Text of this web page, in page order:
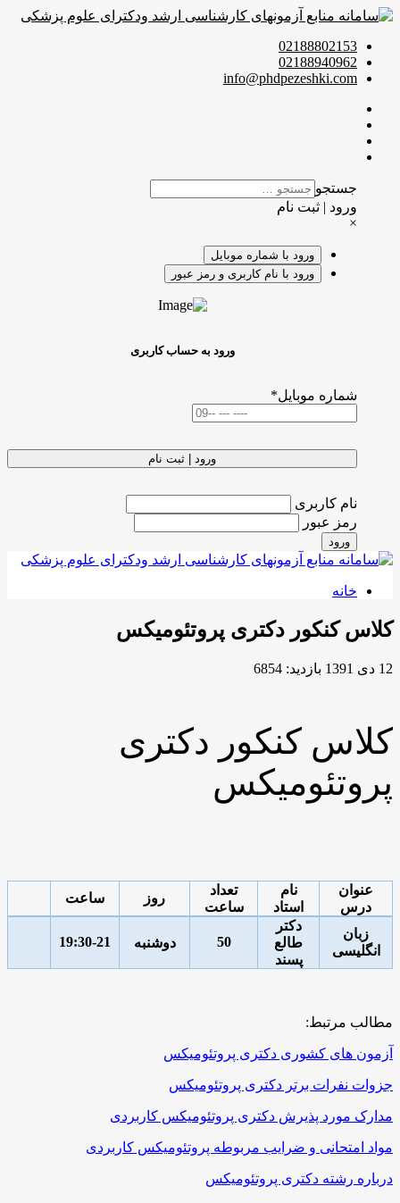
02188802153
02188940962
info@phdpezeshki.com
جستجو
ورود | ثبت نام
×
ورود با شماره موبایل
ورود با نام کاربری و رمز عبور
ورود به حساب کاربری
شماره موبایل*
ورود | ثبت نام
نام کاربری
رمز عبور
ورود
خانه
کلاس کنکور دکتری پروتئومیکس
12 دی 1391 بازدید: 6854
کلاس کنکور دکتری
پروتئومیکس
عنوان
درس
نام
استاد
تعداد
ساعت
روز ساعت
زبان
انگلیسی
دکتر
طالع
پسند
50 دوشنبه 19:30-21
مطالب مرتبط:
آزمون های کشوری دکتری پروتئومیکس
جزوات نفرات برتر دکتری پروتئومیکس
مدارک مورد پذیرش دکتری پروتئومیکس کاربردی
مواد امتحانی و ضرایب مربوطه پروتئومیکس کاربردی
درباره رشته دکتری پروتئومیکس